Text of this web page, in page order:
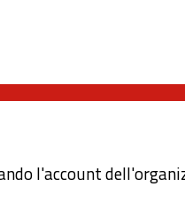
l'account